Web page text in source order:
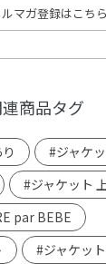
マガ登録はこちら
商品タグ
#ジャケ
#ジャケット
par BEBE
#ジャケッ